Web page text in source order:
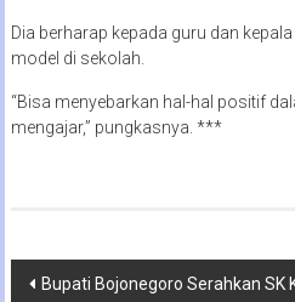
Dia berharap kepada guru dan
model di sekolah.
“Bisa menyebarkan hal-hal positif
mengajar,” pungkasnya. ***
Navigasi
Bupati Bojonegoro Serahkan SK